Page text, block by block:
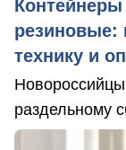
резиновые:
технику и
раздельному